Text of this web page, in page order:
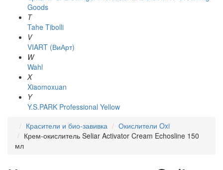
Goods
T
Tahe Tibolli
V
VIART (ВиАрт)
W
Wahl
X
Xiaomoxuan
Y
Y.S.PARK Professional Yellow
Красители и био-завивка
Окислители Oxi
Крем-окислитель Seliar Activator Cream Echosline 150
мл